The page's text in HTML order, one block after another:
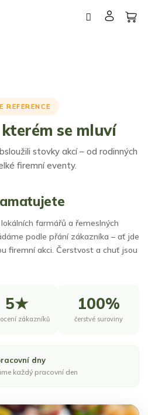
REFERENCE
se mluví
stovky akcí – od rodinných
firemní eventy.
farmářů a řemeslných
podle přání zákazníka – ať jde
firemní akci. Čerstvost a chuť jsou
5★
zákazníků
100%
čerstvé suroviny
dny
každý pracovní den